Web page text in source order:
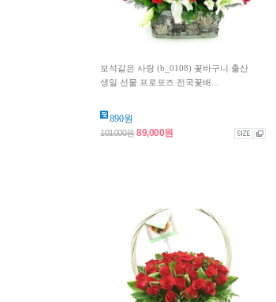
보석같은 사랑 (b_0108) 꽃바구니 출산
생일 선물 프로포즈 전국꽃배...
890원
101000원89,000원